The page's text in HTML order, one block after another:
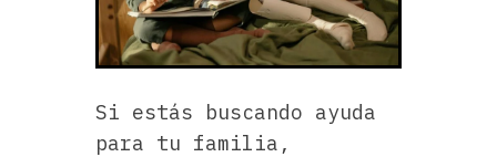
Si estás buscando ayuda
para tu familia,